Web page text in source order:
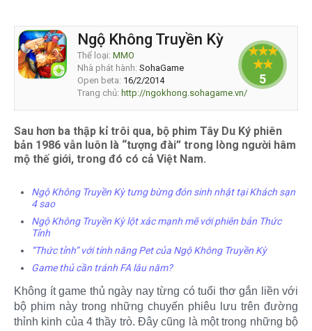
Ngộ Không Truyền Kỳ
Thể loại: MMO
Nhà phát hành: SohaGame
Open beta: 16/2/2014
Trang chủ: http://ngokhong.sohagame.vn/
5
Sau hơn ba thập kỉ trôi qua, bộ phim Tây Du Ký phiên
bản 1986 vẫn luôn là “tượng đài” trong lòng người hâm
mộ thế giới, trong đó có cả Việt Nam.
Ngộ Không Truyền Kỳ tưng bừng đón sinh nhật tại Khách sạn
4 sao
Ngộ Không Truyền Kỳ lột xác mạnh mẽ với phiên bản Thức
Tỉnh
“Thức tỉnh” với tính năng Pet của Ngộ Không Truyền Kỳ
Game thủ cần tránh FA lâu năm?
Không ít game thủ ngày nay từng có tuổi thơ gắn liền với
bộ phim này trong những chuyến phiêu lưu trên đường
thỉnh kinh của 4 thầy trò. Đây cũng là một trong những bộ